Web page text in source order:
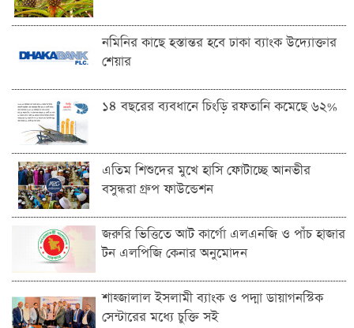
নমিনির কাছে হস্তান্তর হবে ঢাকা ব্যাংক উদ্যোক্তার
শেয়ার
১৪ বছরের ব্যবধানে চিংড়ি রফতানি কমেছে ৬২%
এতিম শিশুদের মুখে হাসি ফোটাচ্ছে আনভীর
বসুন্ধরা গ্রুপ ফাউন্ডেশন
জরুরি ভিত্তিতে আট কার্গো এলএনজি ও পাঁচ হাজার
টন এলপিজি কেনার অনুমোদন
শাহ্জালাল ইসলামী ব্যাংক ও পদ্মা ডায়াগনস্টিক
সেন্টারের মধ্যে চুক্তি সই